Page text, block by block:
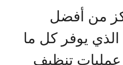
من أفضل
الذي يوفر كل ما
عمليات تنظيف